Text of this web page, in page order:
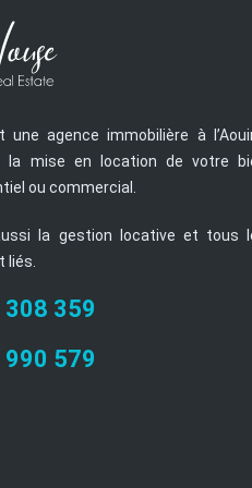
une agence immobilière à
mise en location de votre
ou commercial.
la gestion locative et tous
liés.
359
579